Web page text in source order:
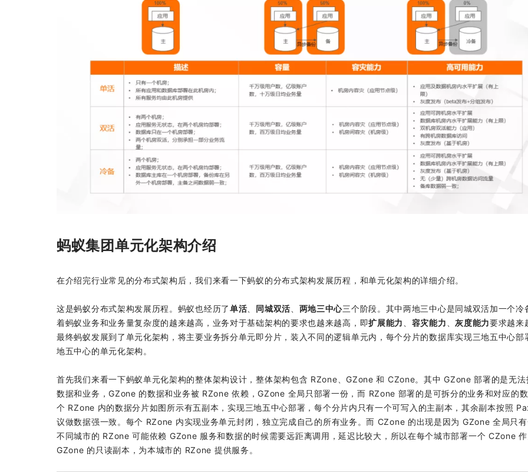
蚂蚁集团单元化架构介绍
在介绍完行业常见的分布式架构后，我们来看一下蚂蚁的分布式架构发展历程，和单元化架构的详细介绍。
这是蚂蚁分布式架构发展历程。蚂蚁也经历了单活 同城双活 两地三中心三个阶段。其中两地三中心是同城双活加一个冷
着蚂蚁业务和业务量复杂度的越来越高，业务对于基础架构的要求也越来越高，即扩展能力 容灾能力 灰度能力要求越来
最终蚂蚁发展到了单元化架构，将主要业务拆分单元即分片，装入不同的逻辑单元内，每个分片的数据库实现三地五中心部
地五中心的单元化架构。
首先我们来看一下蚂蚁单元化架构的整体架构设计，整体架构包含 RZone、GZone 和 CZone。其中 GZone 部署的是无法
数据和业务，GZone 的数据和业务被 RZone 依赖，GZone 全局只部署一份，而 RZone 部署的是可拆分的业务和对应的
个 RZone 内的数据分片如图所示有五副本，实现三地五中心部署，每个分片内只有一个可写入的主副本，其余副本按照
议做数据强一致。每个 RZone 内实现业务单元封闭，独立完成自己的所有业务。而 CZone 的出现是因为 GZone 全局只
不同城市的 RZone 可能依赖 GZone 服务和数据的时候需要远距离调用，延迟比较大，所以在每个城市部署一个 CZone
GZone 的只读副本，为本城市的 RZone 提供服务。